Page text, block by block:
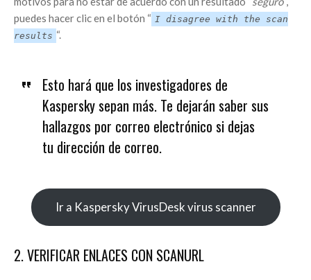
puedes hacer clic en el botón “ I disagree with the scan
results “.
Esto hará que los investigadores de
Kaspersky sepan más. Te dejarán saber sus
hallazgos por correo electrónico si dejas
tu dirección de correo.
Ir a Kaspersky VirusDesk virus scanner
2. VERIFICAR ENLACES CON SCANURL